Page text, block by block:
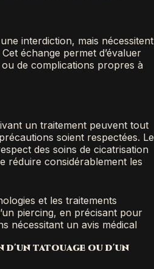
interdiction, mais nécessitent
échange permet d’évaluer
de complications propres à
un traitement peuvent tout
soient respectées. Le
des soins de cicatrisation
réduire considérablement les
et les traitements
piercing, en précisant pour
nécessitant un avis médical
d'un tatouage ou d'un